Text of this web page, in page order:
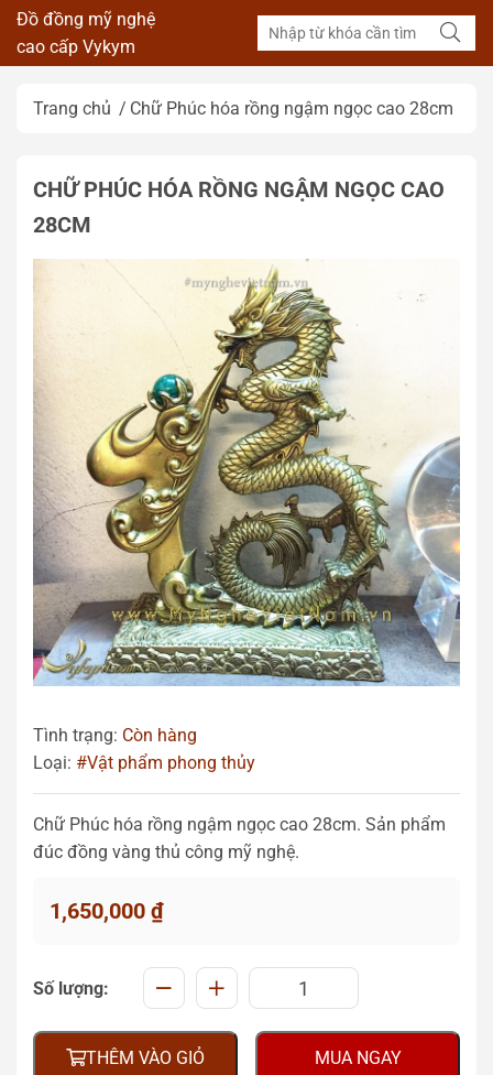
Đồ đồng mỹ nghệ
cao cấp Vykym
Trang chủ Chữ Phúc hóa rồng ngậm ngọc cao 28cm
CHỮ PHÚC HÓA RỒNG NGẬM NGỌC CAO
28CM
Tình trạng: Còn hàng
Loại: #Vật phẩm phong thủy
Chữ Phúc hóa rồng ngậm ngọc cao 28cm. Sản phẩm
đúc đồng vàng thủ công mỹ nghệ.
1,650,000 ₫
Số lượng:
THÊM VÀO GIỎ MUA NGAY